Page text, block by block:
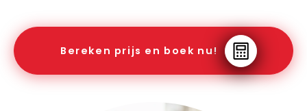
Bereken prijs en boek nu!